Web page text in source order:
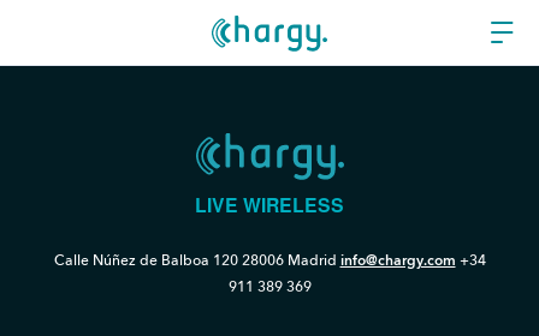
LIVE WIRELESS
Calle Núñez de Balboa 12028006 Madrid info@chargy.com +34
911 389 369